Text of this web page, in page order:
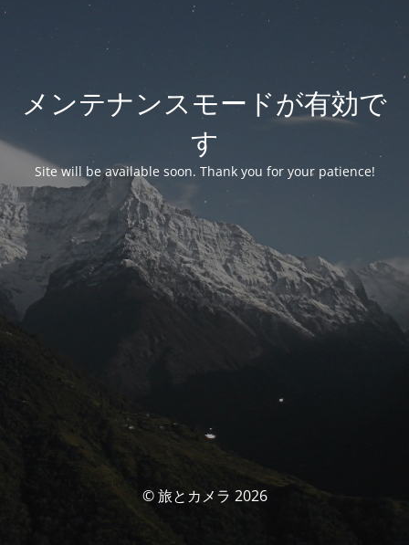
メンテナンスモードが有効で
す
Site will be available soon. Thank you for your patience!
© 旅とカメラ 2026